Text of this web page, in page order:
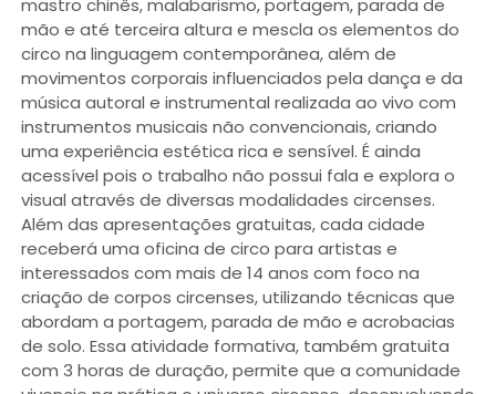
mastro chinês, malabarismo, portagem, parada de
mão e até terceira altura e mescla os elementos do
circo na linguagem contemporânea, além de
movimentos corporais influenciados pela dança e da
música autoral e instrumental realizada ao vivo com
instrumentos musicais não convencionais, criando
uma experiência estética rica e sensível. É ainda
acessível pois o trabalho não possui fala e explora o
visual através de diversas modalidades circenses.
Além das apresentações gratuitas, cada cidade
receberá uma oficina de circo para artistas e
interessados com mais de 14 anos com foco na
criação de corpos circenses, utilizando técnicas que
abordam a portagem, parada de mão e acrobacias
de solo. Essa atividade formativa, também gratuita
com 3 horas de duração, permite que a comunidade